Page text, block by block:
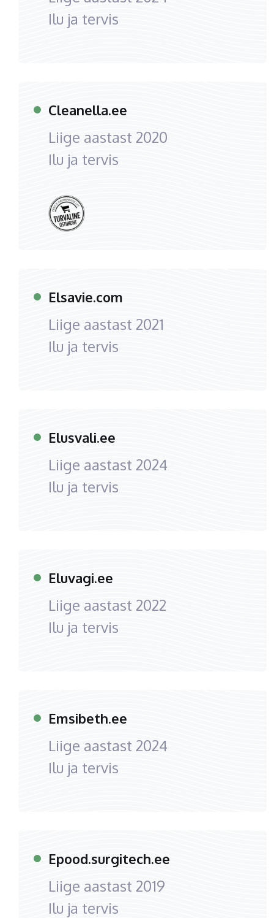
Ilu ja tervis
Cleanella.ee
Liige aastast 2020
Ilu ja tervis
Elsavie.com
Liige aastast 2021
Ilu ja tervis
Elusvali.ee
Liige aastast 2024
Ilu ja tervis
Eluvagi.ee
Liige aastast 2022
Ilu ja tervis
Emsibeth.ee
Liige aastast 2024
Ilu ja tervis
Epood.surgitech.ee
Liige aastast 2019
Ilu ja tervis